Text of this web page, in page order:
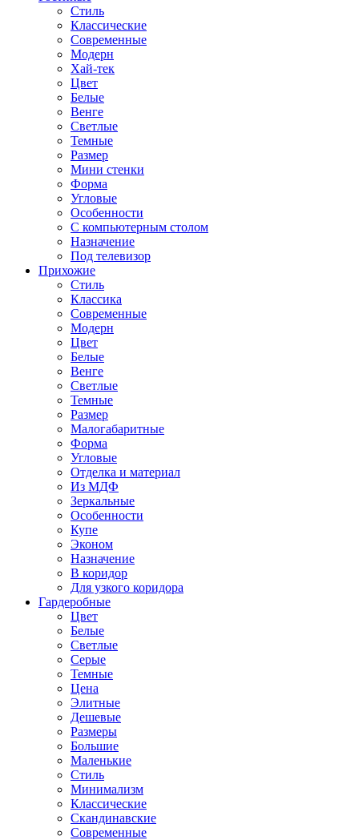
Стиль
Классические
Современные
Модерн
Хай-тек
Цвет
Белые
Венге
Светлые
Темные
Размер
Мини стенки
Форма
Угловые
Особенности
С компьютерным столом
Назначение
Под телевизор
Прихожие
Стиль
Классика
Современные
Модерн
Цвет
Белые
Венге
Светлые
Темные
Размер
Малогабаритные
Форма
Угловые
Отделка и материал
Из МДФ
Зеркальные
Особенности
Купе
Эконом
Назначение
В коридор
Для узкого коридора
Гардеробные
Цвет
Белые
Светлые
Серые
Темные
Цена
Элитные
Дешевые
Размеры
Большие
Маленькие
Стиль
Минимализм
Классические
Скандинавские
Современные